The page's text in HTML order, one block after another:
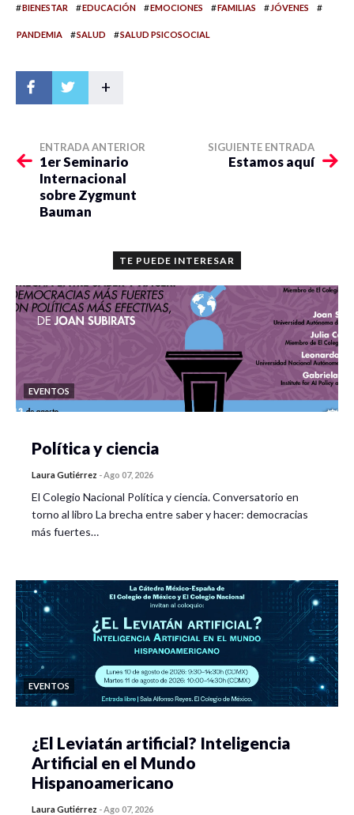
#BIENESTAR #EDUCACIÓN #EMOCIONES #FAMILIAS #JÓVENES #
PANDEMIA #SALUD #SALUD PSICOSOCIAL
+
ENTRADA ANTERIOR
1er Seminario
Internacional
sobre Zygmunt
Bauman
SIGUIENTE ENTRADA
Estamos aquí
TE PUEDE INTERESAR
EVENTOS
Política y ciencia
Laura Gutiérrez -Ago 07, 2026
El Colegio Nacional Política y ciencia. Conversatorio en
torno al libro La brecha entre saber y hacer: democracias
más fuertes…
EVENTOS
¿El Leviatán artificial? Inteligencia
Artificial en el Mundo
Hispanoamericano
Laura Gutiérrez -Ago 07, 2026